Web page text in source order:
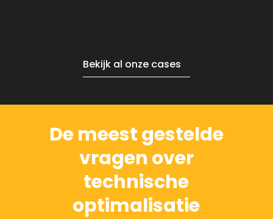
Bekijk al onze cases
De meest gestelde
vragen over
technische
optimalisatie